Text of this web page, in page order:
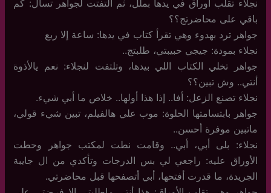
نجلاء تقلب أوراق في يدها بملل، ثم ألتفتت لجواهر تسأل: كم
باقي على محاضرتج؟؟
جواهر ترد بهدوء وهي تقرأ كتاب في يدها: ساعة إلا ربع
نجلاء بمودة: جيجي حبيبتي، طلبتج..
جواهر تخلي الكتاب اللي بيدها، وتلتفت لنجلاء: نعم يالأذوة
أنتي.. وش تبين؟؟
نجلاء تصنع الزعل: أفا.. إذا هذا أولها.. خلاص ما أبي شيء.
جواهر بابتسامتها الحلوة: موب علي هالفيلم، تبين شيء قولي،
ماتبين موفرة أحسن..
نجلاء: بلى أبي، أبي.. وقامت نطت لمكتب جواهر وحطت
الأوراق عليه: راجعي لي بس الدرجات وتأكدي من ال جايبة
الجريدة، ما قدرت أفتحها، أبي أتصفحها قبل محاضرتي.